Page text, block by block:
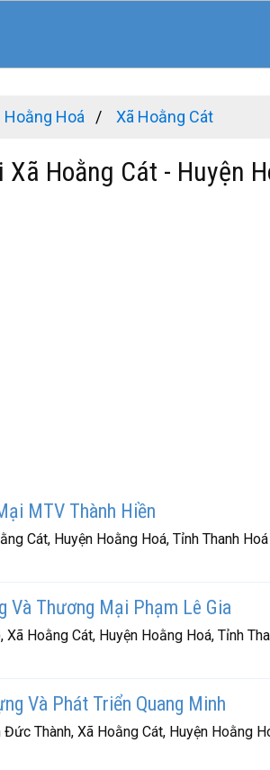
Hoằng Hoá Xã Hoằng Cát
Hoằng Cát - Huyện
MTV Thành Hiền
Cát, Huyện Hoằng Hoá, Tỉnh Thanh Hoá
Và Thương Mại Phạm Lê Gia
Hoằng Cát, Huyện Hoằng Hoá, Tỉnh
Và Phát Triển Quang Minh
Thành, Xã Hoằng Cát, Huyện Hoằng